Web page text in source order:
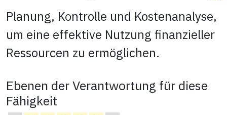
Planung, Kontrolle und Kostenanalyse,
um eine effektive Nutzung finanzieller
Ressourcen zu ermöglichen.
Ebenen der Verantwortung für diese
Fähigkeit